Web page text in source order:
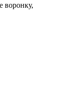
воронку,